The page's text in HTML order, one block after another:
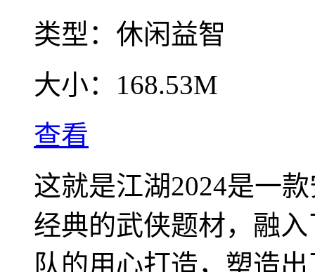
类型： 休闲益智
大小： 168.53M
查看
这就是江湖2024是一
经典的武侠题材，融
队的用心打造，塑造